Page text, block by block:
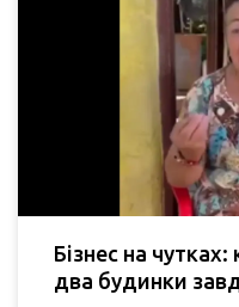
Бізнес на
два будинки